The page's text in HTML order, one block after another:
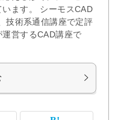
ます。 シーモスCAD
技術系通信講座で定評
営するCAD講座で